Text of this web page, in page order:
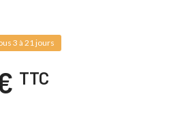
3 à 21 jours
TTC